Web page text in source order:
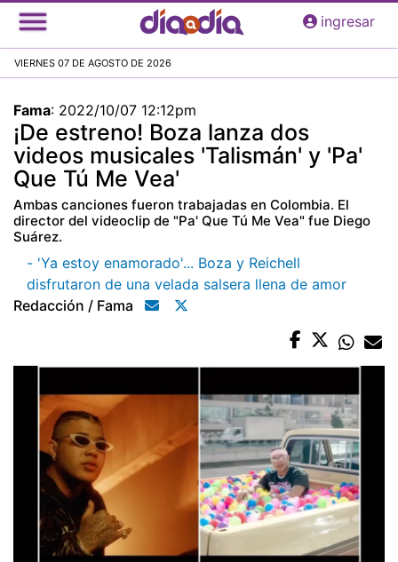
Pasar
al
principal
ingresar
VIERNES 07 DE AGOSTO DE 2026
Fama: 2022/10/07 12:12pm
¡De estreno! Boza lanza dos
videos musicales 'Talismán' y 'Pa'
Que Tú Me Vea'
Ambas canciones fueron trabajadas en Colombia. El
director del videoclip de "Pa' Que Tú Me Vea" fue Diego
Suárez.
- 'Ya estoy enamorado'... Boza y Reichell
disfrutaron de una velada salsera llena de amor
Redacción / Fama